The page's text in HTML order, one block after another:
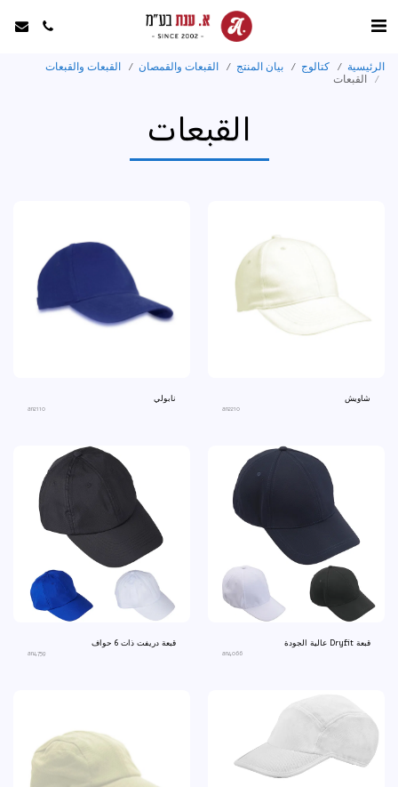
الرئيسية كتالوج بيان المنتج القبعات والقمصان
القبعات والقبعات
القبعات
القبعات
شاويش
an2210
نابولي
an2110
قبعة Dryfit عالية الجودة
an4066
قبعة دريفت ذات 6 حواف
an4759